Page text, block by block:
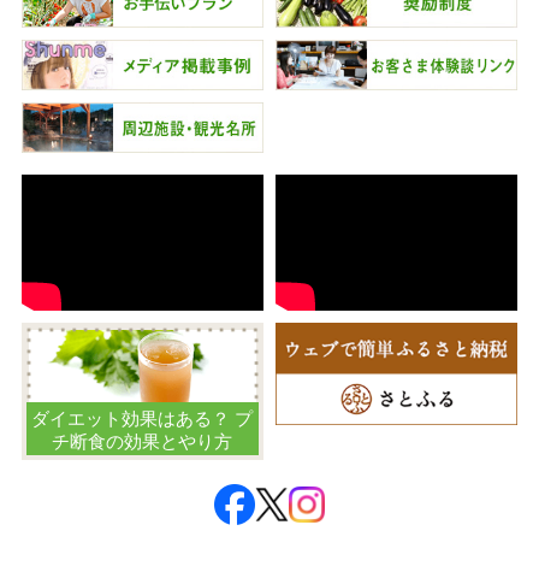
ダイエット効果はある？ プ
チ断食の効果とやり方